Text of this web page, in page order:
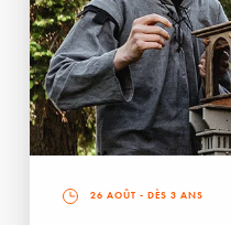
26 AOÛT - DÈS 3 ANS